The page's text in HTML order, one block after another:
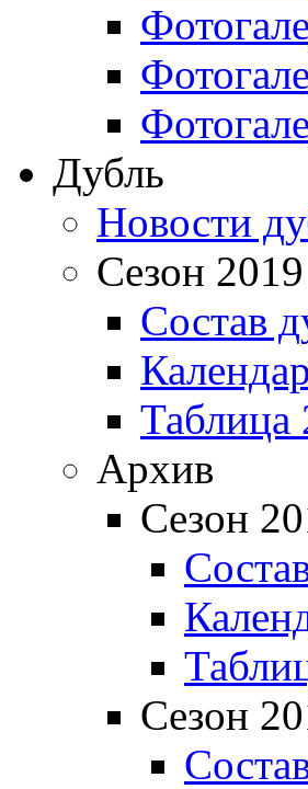
Дубль
Новости
Сезон 2019
Состав
Таблица
Архив
Сезон
Сезон